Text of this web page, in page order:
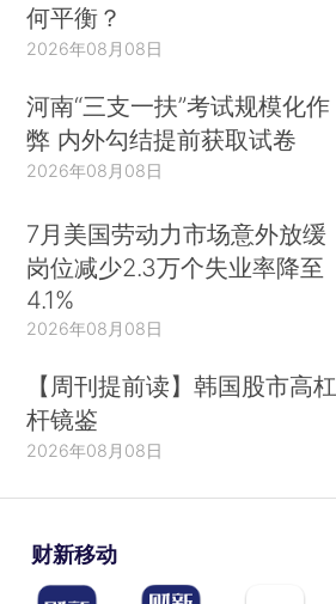
何平衡？
2026年08月08日
河南“三支一扶”考试规模化作
弊 内外勾结提前获取试卷
2026年08月08日
7月美国劳动力市场意外放缓
岗位减少2.3万个失业率降至
4.1%
2026年08月08日
【周刊提前读】韩国股市高杠
杆镜鉴
2026年08月08日
财新移动